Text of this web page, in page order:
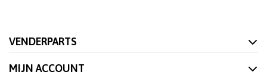
VENDERPARTS
MIJN ACCOUNT